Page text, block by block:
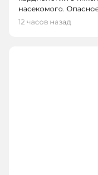
насекомого.
12 часов назад